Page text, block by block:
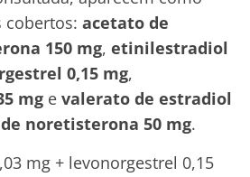
cobertos: acetato de
150 mg, etinilestradiol
0,15 mg,
mg e valerato de estradiol
noretisterona 50 mg.
mg + levonorgestrel 0,15